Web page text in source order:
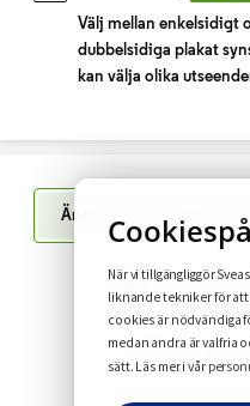
Välj mellan enkelsidigt
dubbelsidiga plakat
kan välja olika
Ändra din design i upp
Har du
FAQ
När vi tillgängliggör
liknande tekniker för att
cookies är nödvändiga
medan andra är valfria
sätt. Läs mer i vår